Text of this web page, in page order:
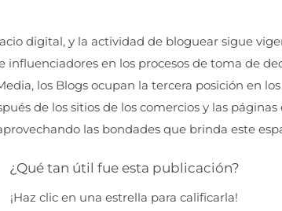
digital, y la actividad de bloguear sigue
en los procesos de toma de
los Blogs ocupan la tercera posición en
de los sitios de los comercios y las
las bondades que brinda este
¿Qué tan útil fue esta publicación?
¡Haz clic en una estrella para calificarla!